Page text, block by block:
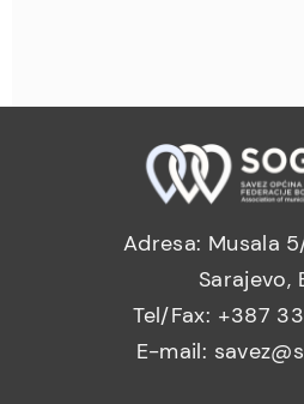
Adresa: Musala
Sarajevo,
Tel/Fax: +387
E-mail: